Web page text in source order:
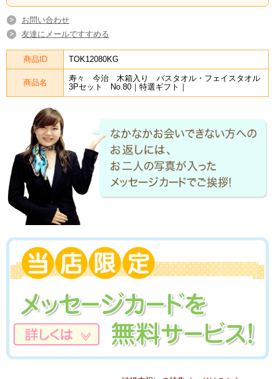
お問い合わせ
友達にメールですすめる
商品ID TOK12080KG
商品名
寿々 今治 木箱入り バスタオル・フェイスタオル
3Pセット No.80｜特選ギフト｜